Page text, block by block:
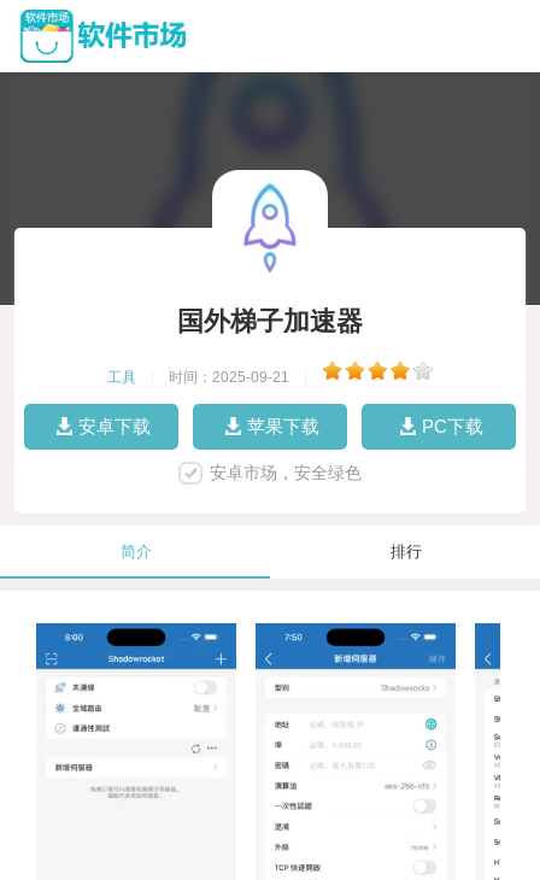
国外梯子加速器
工具 时间：2025-09-21
安卓下载 苹果下载 PC下载
安卓市场，安全绿色
简介 排行